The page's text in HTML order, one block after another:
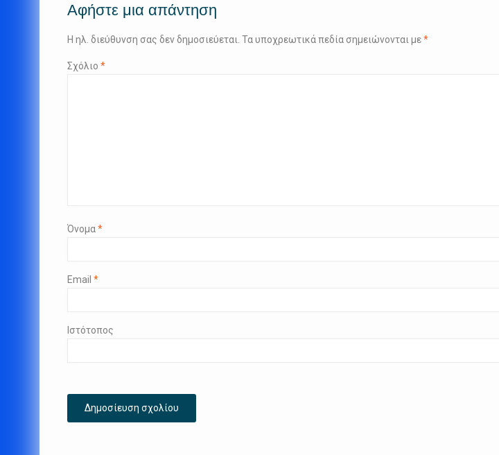
Αφήστε μια απάντηση
Η ηλ. διεύθυνση σας δεν δημοσιεύεται. Τα υποχρεωτικά πεδία σημειώνονται με*
Σχόλιο *
Όνομα*
Email *
Ιστότοπος